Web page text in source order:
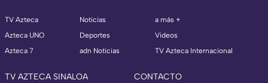
TV Azteca
Azteca UNO
Azteca 7
Noticias
Deportes
adn Noticias
a más +
Videos
TV Azteca Internacional
TV AZTECA SINALOA CONTACTO